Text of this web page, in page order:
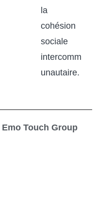
la
cohésion
sociale
intercomm
unautaire.
Emo Touch Group